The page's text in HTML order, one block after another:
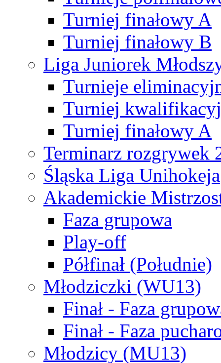
Turniej finałowy A
Turniej finałowy B
Liga Juniorek
Turnieje
Turniej
Turniej finałowy A
Terminarz rozgrywek
Śląska Liga Unihokeja
Akademickie
Faza grupowa
Play-off
Półfinał (Południe)
Młodziczki (WU13)
Finał - Faza
Finał - Faza
Młodzicy (MU13)